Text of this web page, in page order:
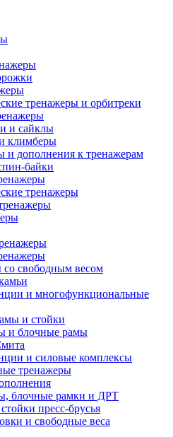
тренажеры и орбитреки
и сайклы
климберы
и дополнения к тренажерам
байки
тренажеры
свободным весом
и многофункциональные
и стойки
и блочные рамы
и силовые комплексы
тренажеры
блочные рамки и ДРТ
пресс-брусья
и свободные веса